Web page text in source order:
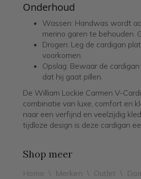
Onderhoud
Wassen: Handwas wordt
merino garen te behouden.
Drogen: Leg de cardigan
voorkomen.
Opslag: Bewaar de
dat hij gaat pillen.
De William Lockie Carmen V-
combinatie van luxe, comfort en
naar een verfijnd en veelzijdig
tijdloze design is deze cardigan
Shop meer
Home \ Merken \ Outlet \